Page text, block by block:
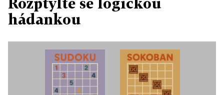
hádankou